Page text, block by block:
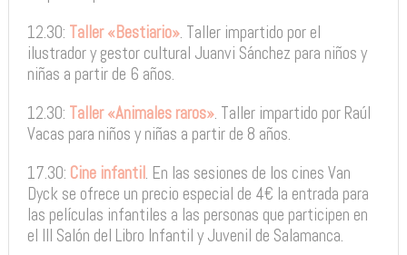
12.30: Taller «Bestiario». Taller impartido por el
ilustrador y gestor cultural Juanvi Sánchez para niños y
niñas a partir de 6 años.
12.30: Taller «Animales raros». Taller impartido por Raúl
Vacas para niños y niñas a partir de 8 años.
17.30: Cine infantil. En las sesiones de los cines Van
Dyck se ofrece un precio especial de 4€ la entrada para
las películas infantiles a las personas que participen en
el III Salón del Libro Infantil y Juvenil de Salamanca.